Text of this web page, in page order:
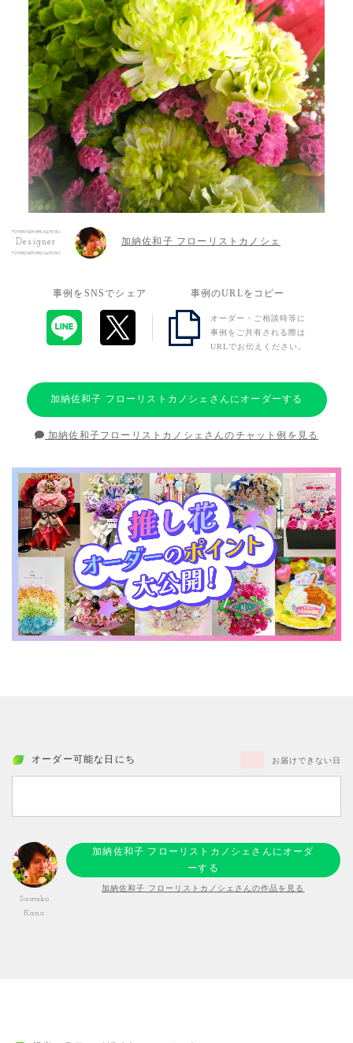
Designer 加納佐和子 フローリストカノシェ
事例をSNSでシェア 事例のURLをコピー
オーダー・ご相談時等に
事例をご共有される際は
URLでお伝えください。
加納佐和子 フローリストカノシェさんにオーダーする
加納佐和子フローリストカノシェさんのチャット例を見る
オーダー可能な日にち お届けできない日
Sawako
Kano
加納佐和子 フローリストカノシェさんにオーダ
ーする
加納佐和子 フローリストカノシェさんの作品を見る